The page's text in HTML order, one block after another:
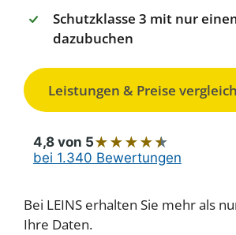
Bei LEINS erhalten Sie mehr als
Ihre Daten.
Schutzklasse 3 mit nur
dazubuchen
Leistungen & Preise
4,8 von 5★★★★★
bei 1.340 Bewertungen